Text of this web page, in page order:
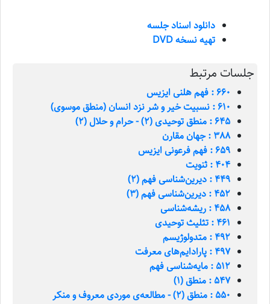
دانلود اسناد جلسه
تهیه نسخه DVD
جلسات مرتبط
660 : فهم هلنی ایزیس
610 : نسبیت خیر و شر نزد انسان (منطق موسوی)
645 : منطق توحیدی (2) - حرام و حلال (2)
388 : جهان مقارن
659 : فهم فرعونی ایزیس
404 : ثنویت
449 : دیرین‌شناسی فهم (2)
452 : دیرین‌شناسی فهم (3)
458 : ریشه‌شناسی
461 : تثلیث توحیدی
492 : متدولوژیسم
497 : پارادایم‌های معرفت
512 : مایه‌شناسی فهم
547 : منطق (1)
550 : منطق (2) - مطالعه‌ی موردی معروف و منکر